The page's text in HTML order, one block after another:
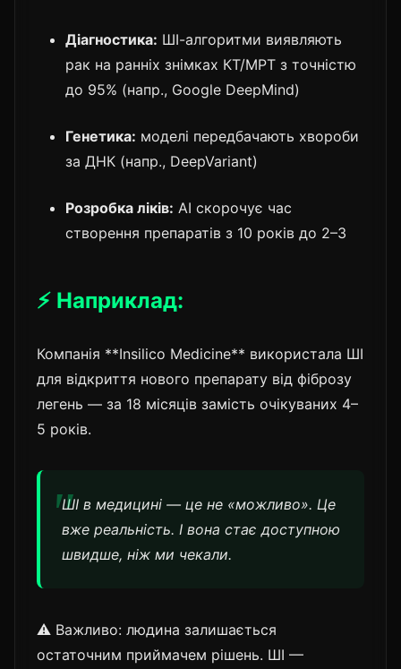
Діагностика: ШІ-алгоритми виявляють
рак на ранніх знімках КТ/МРТ з точністю
до 95% (напр., Google DeepMind)
Генетика: моделі передбачають хвороби
за ДНК (напр., DeepVariant)
Розробка ліків: AI скорочує час
створення препаратів з 10 років до 2–3
⚡ Наприклад:
Компанія **Insilico Medicine** використала ШІ
для відкриття нового препарату від фіброзу
легень — за 18 місяців замість очікуваних 4–
5 років.
ШІ в медицині — це не «можливо». Це
вже реальність. І вона стає доступною
швидше, ніж ми чекали.
⚠️ Важливо: людина залишається
остаточним приймачем рішень. ШІ —